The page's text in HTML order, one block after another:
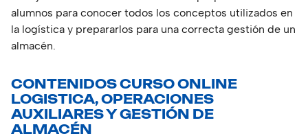
alumnos para conocer todos los conceptos utilizados en
la logística y prepararlos para una correcta gestión de un
almacén.
CONTENIDOS CURSO ONLINE
LOGISTICA, OPERACIONES
AUXILIARES Y GESTIÓN DE
ALMACÉN